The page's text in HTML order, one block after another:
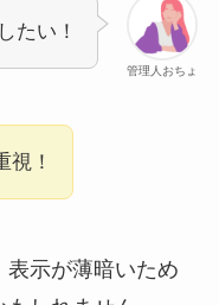
管理人おちょ
たい！
視！
示が薄暗いため